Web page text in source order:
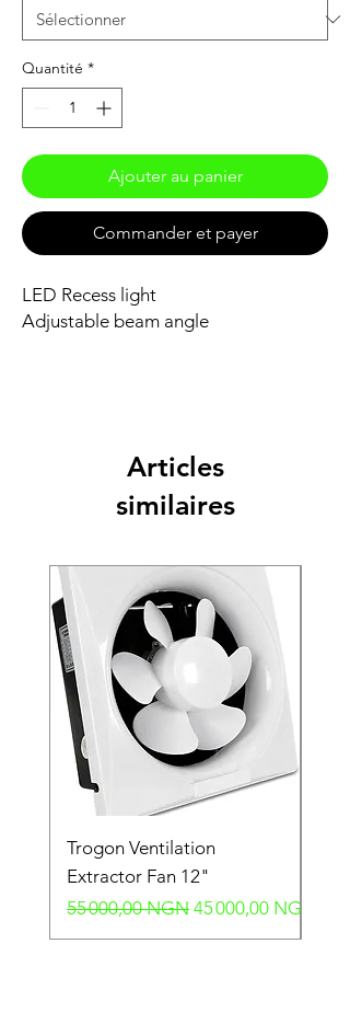
Quantité *
Ajouter au panier
Commander et payer
LED Recess light
Adjustable beam angle
Articles
similaires
Trogon Ventilation
Extractor Fan 12"
Prix original
55 000,00 NGN Prix promotionnel
45 000,00 NGN